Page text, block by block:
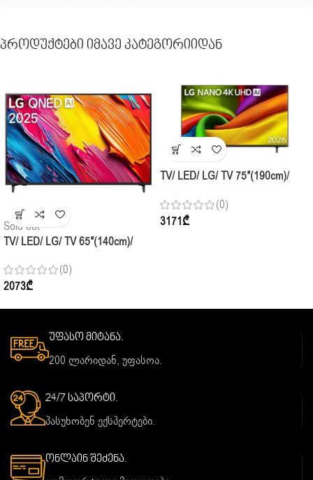
Პროდუქტები Იმავე Კატეგორიიდან
Sold out
TV/ LED/ LG/ TV 65″(140cm)/
(0)
2073₾
TV/ LED/ LG/ TV 75″(190cm)/
UHD AI NU85 Smart TV 2026
(0)
3171₾
უფასო მიტანა.
200 ლარიდან, უფასოა.
24/7 საპორტი.
პასუხობენ ექსპერტები.
ონლაინ შეძენა.